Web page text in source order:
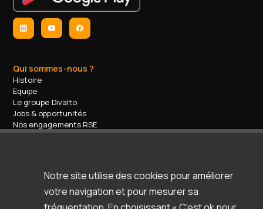
Qui sommes-nous ?
Histoire
Equipe
Le groupe Divalto
Jobs & opportunités
Nos engagements RSE
Contact
Accompagnement / support
Espace d'aide & support
Ressources
Clients & témoignages
Notre site utilise des cookies pour améliorer
votre navigation et pour mesurer sa